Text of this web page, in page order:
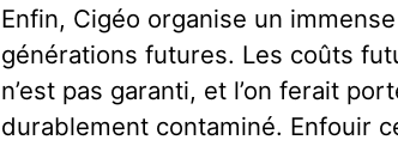
Enfin, Cigéo organise un
générations futures. Les coûts
n’est pas garanti, et l’on ferait
durablement contaminé. Enfouir